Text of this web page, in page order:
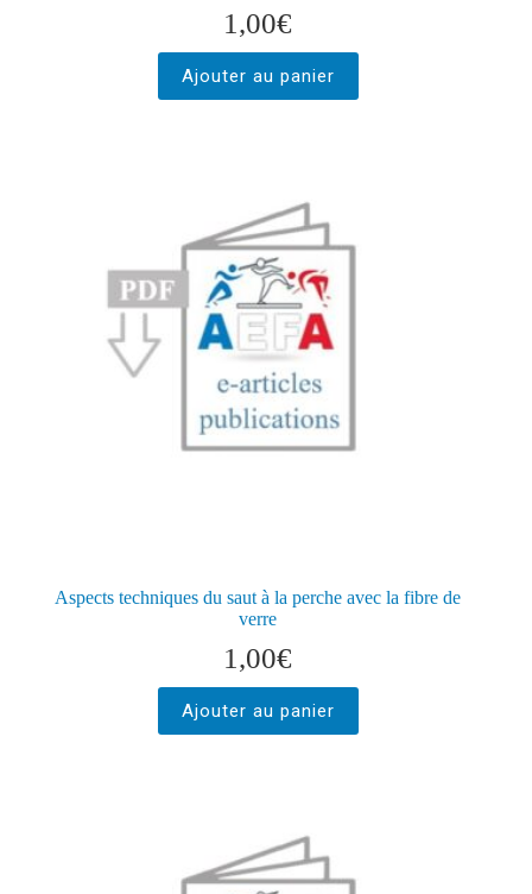
1,00€
Ajouter au panier
Aspects techniques du saut à la perche avec la fibre de
verre
1,00€
Ajouter au panier